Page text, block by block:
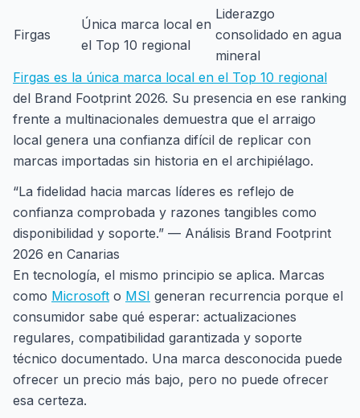
Firgas
Única marca local en
el Top 10 regional
Liderazgo
consolidado en agua
mineral
Firgas es la única marca local en el Top 10 regional
del Brand Footprint 2026. Su presencia en ese ranking
frente a multinacionales demuestra que el arraigo
local genera una confianza difícil de replicar con
marcas importadas sin historia en el archipiélago.
“La fidelidad hacia marcas líderes es reflejo de
confianza comprobada y razones tangibles como
disponibilidad y soporte.” — Análisis Brand Footprint
2026 en Canarias
En tecnología, el mismo principio se aplica. Marcas
como Microsoft o MSI generan recurrencia porque el
consumidor sabe qué esperar: actualizaciones
regulares, compatibilidad garantizada y soporte
técnico documentado. Una marca desconocida puede
ofrecer un precio más bajo, pero no puede ofrecer
esa certeza.